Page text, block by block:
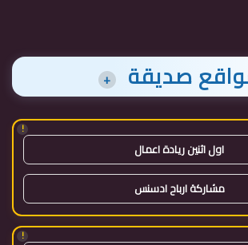
صديقة +
!
اول اثنين ريادة اعمال
مشاركة ارباح ادسنس
!